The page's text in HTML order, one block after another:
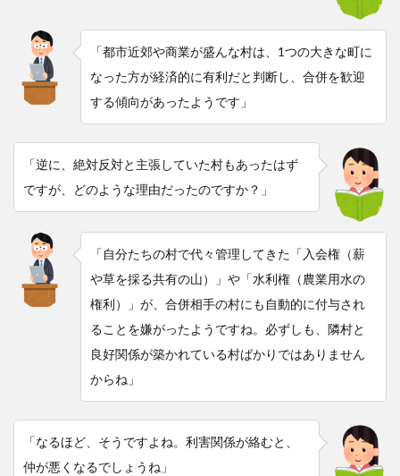
「都市近郊や商業が盛んな村は、1つの大きな町に
なった方が経済的に有利だと判断し、合併を歓迎
する傾向があったようです」
「逆に、絶対反対と主張していた村もあったはず
ですが、どのような理由だったのですか？」
「自分たちの村で代々管理してきた「入会権（薪
や草を採る共有の山）」や「水利権（農業用水の
権利）」が、合併相手の村にも自動的に付与され
ることを嫌がったようですね。必ずしも、隣村と
良好関係が築かれている村ばかりではありません
からね」
「なるほど、そうですよね。利害関係が絡むと、
仲が悪くなるでしょうね」